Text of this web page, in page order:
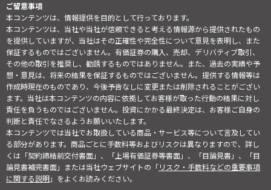
ご留意事項
本コンテンツは、情報提供を目的として行っております。
本コンテンツは、当社や当社が信頼できると考える情報源から提供されたもの
を提供していますが、当社はその正確性や完全性について意見を表明し、また
保証するものではございません。有価証券の購入、売却、デリバティブ取引、
その他の取引を推奨し、勧誘するものではありません。また、過去の実績や予
想・意見は、将来の結果を保証するものではございません。提供する情報等は
作成時現在のものであり、今後予告なしに変更または削除されることがござい
ます。当社は本コンテンツの内容に依拠してお客様が取った行動の結果に対し
責任を負うものではございません。投資にかかる最終決定は、お客様ご自身の
判断と責任でなさるようお願いいたします。
本コンテンツでは当社でお取扱している商品・サービス等について言及してい
る部分があります。商品ごとに手数料等およびリスクは異なりますので、詳し
くは「契約締結前交付書面」、「上場有価証券等書面」、「目論見書」、「目
論見書補完書面」または当社ウェブサイトの「リスク・手数料などの重要事項
に関する説明」をよくお読みください。